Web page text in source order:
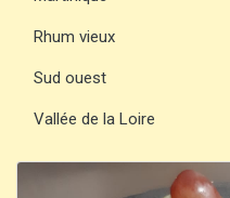
Rhum vieux
Sud ouest
Vallée de la Loire